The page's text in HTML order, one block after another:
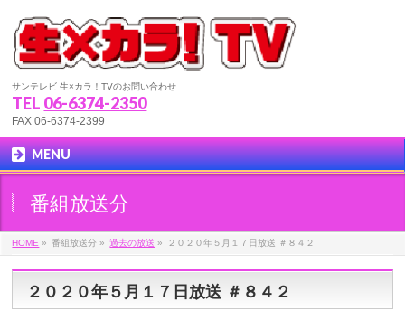
サンテレビ 生×カラ！TVのお問い合わせ
TEL 06-6374-2350
FAX 06-6374-2399
MENU
番組放送分
HOME » 番組放送分 » 過去の放送 » ２０２０年５月１７日放送 ＃８４２
２０２０年５月１７日放送 ＃８４２